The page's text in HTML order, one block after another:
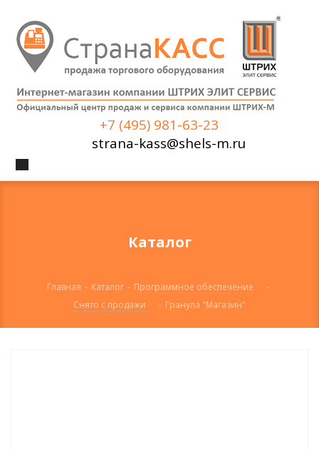
+7 (495) 981-63-23
strana-kass@shels-m.ru
Каталог
Главная - Каталог - Программное обеспечение
-
Снято с продажи
- Гранула "Магазин"